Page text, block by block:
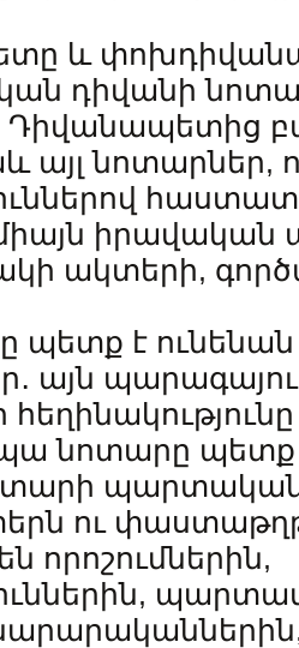
և
դիվանի
Դիվանապետից
այլ նոտարներ,
միայն
ակտերի,
պետք է
այն
նոտարը պետք
ու
որոշումներին,